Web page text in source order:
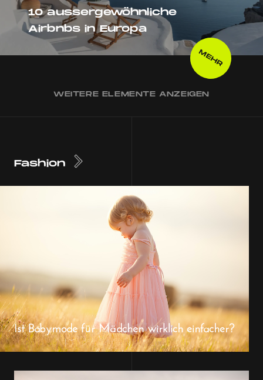
10 aussergewöhnliche
Airbnbs in Europa
MEHR
WEITERE ELEMENTE ANZEIGEN
Fashion
Ist Babymode für Mädchen wirklich einfacher?